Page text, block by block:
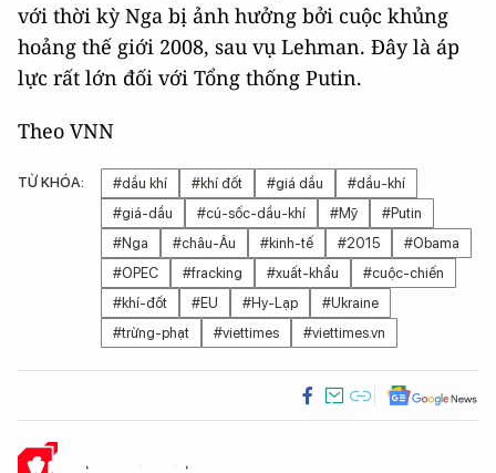
với thời kỳ Nga bị ảnh hưởng bởi cuộc khủng
hoảng thế giới 2008, sau vụ Lehman. Đây là áp
lực rất lớn đối với Tổng thống Putin.
Theo VNN
TỪ KHÓA: #dầu khí #khí đốt #giá dầu
#dầu-khí
#giá-dầu
#cú-sốc-dầu-khí #Mỹ
#Putin
#Nga
#châu-Âu #kinh-tế #2015
#Obama
#OPEC
#fracking #xuất-khẩu
#cuộc-chiến
#khí-đốt
#EU #Hy-Lạp
#Ukraine
#trừng-phạt
#viettimes #viettimes.vn